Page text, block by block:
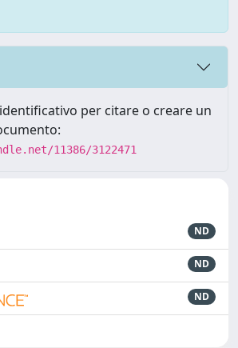
per citare o creare un
11386/3122471
ND
ND
ND